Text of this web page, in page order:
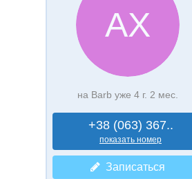
АХ
на Barb уже 4 г. 2 мес.
+38 (063) 367..
показать номер
Записаться